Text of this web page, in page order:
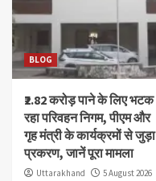
BLOG
₹2.82 करोड़ पाने के लिए भटक
रहा परिवहन निगम, पीएम और
गृह मंत्री के कार्यक्रमों से जुड़ा
प्रकरण, जानें पूरा मामला
Uttarakhand
5 August 2026